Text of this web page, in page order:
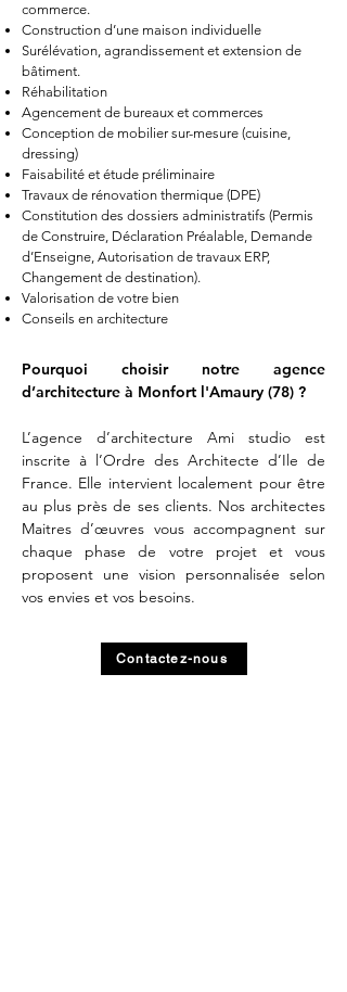
commerce.
Construction d’une maison individuelle
Surélévation, agrandissement et extension de
bâtiment.
Réhabilitation
Agencement de bureaux et commerces
Conception de mobilier sur-mesure (cuisine,
dressing)
Faisabilité et étude préliminaire
Travaux de rénovation thermique (DPE)
Constitution des dossiers administratifs (Permis
de Construire, Déclaration Préalable, Demande
d’Enseigne, Autorisation de travaux ERP,
Changement de destination).
Valorisation de votre bien
Conseils en architecture
Pourquoi choisir notre agence
d’architecture à Monfort l'Amaury (78) ?
L’agence d’architecture Ami studio est
inscrite à l’Ordre des Architecte d’Ile de
France. Elle intervient localement pour être
au plus près de ses clients. Nos architectes
Maitres d’œuvres vous accompagnent sur
chaque phase de votre projet et vous
proposent une vision personnalisée selon
vos envies et vos besoins.
Contactez-nous